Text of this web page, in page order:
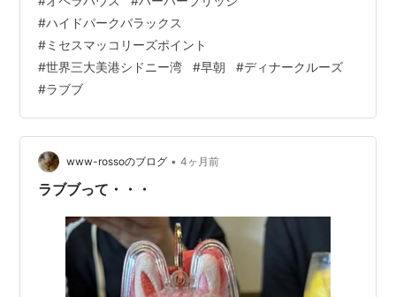
願いしていますと伝えられていたので、 AM3：50にスマ
ホのアラーム設定し、起床しました(笑) 自動音声ではな
く、人（英語）だったので緊張しました(;^_^A AM6：45
出発予定でシドニー…
#ハイドパークバラックス
#ミセスマッコリーズポイント
#世界三大美港シドニー湾 #早朝 #ディナークルーズ
#ラブブ
www-rossoのブログ • 4ヶ月前
ラブブって・・・